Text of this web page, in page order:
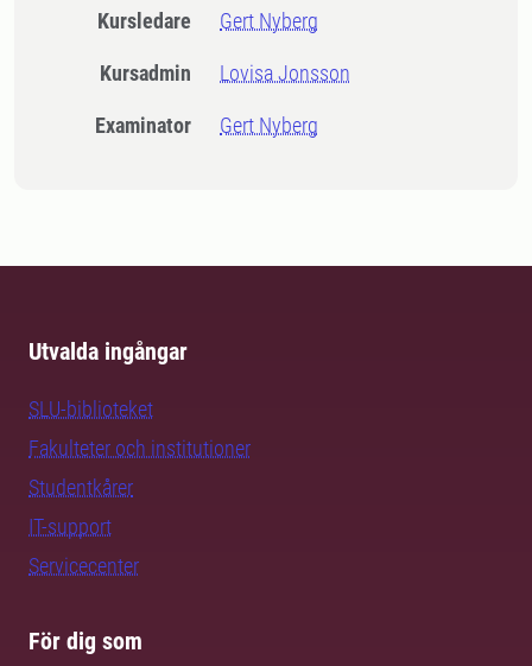
Kursledare Gert Nyberg
Kursadmin Lovisa Jonsson
Examinator Gert Nyberg
Utvalda ingångar
SLU-biblioteket
Fakulteter och institutioner
Studentkårer
IT-support
Servicecenter
För dig som